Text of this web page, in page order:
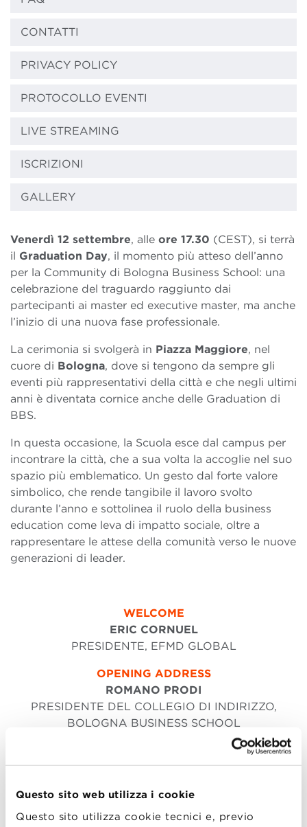
Questo sito web utilizza i cookie
Questo sito utilizza cookie tecnici e, previo
CONTATTI
PRIVACY POLICY
PROTOCOLLO EVENTI
LIVE STREAMING
ISCRIZIONI
GALLERY
Venerdì 12 settembre, alle ore 17.30 (CEST), si terrà
il Graduation Day, il momento più atteso dell’anno
per la Community di Bologna Business School: una
celebrazione del traguardo raggiunto dai
partecipanti ai master ed executive master, ma anche
l’inizio di una nuova fase professionale.
La cerimonia si svolgerà in Piazza Maggiore, nel
cuore di Bologna, dove si tengono da sempre gli
eventi più rappresentativi della città e che negli ultimi
anni è diventata cornice anche delle Graduation di
BBS.
In questa occasione, la Scuola esce dal campus per
incontrare la città, che a sua volta la accoglie nel suo
spazio più emblematico. Un gesto dal forte valore
simbolico, che rende tangibile il lavoro svolto
durante l’anno e sottolinea il ruolo della business
education come leva di impatto sociale, oltre a
rappresentare le attese della comunità verso le nuove
generazioni di leader.
WELCOME
ERIC CORNUEL
PRESIDENTE, EFMD GLOBAL
OPENING ADDRESS
ROMANO PRODI
PRESIDENTE DEL COLLEGIO DI INDIRIZZO,
BOLOGNA BUSINESS SCHOOL
MAX BERGAMI
STUDENT’S VOICE